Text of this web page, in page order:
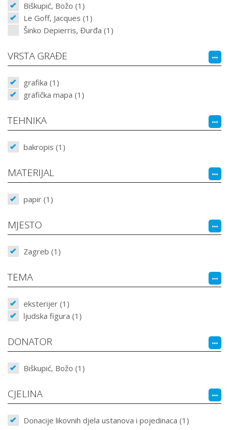
Biškupić, Božo (1)
Le Goff, Jacques (1)
Šinko Depierris, Đurđa (1)
VRSTA GRAĐE
grafika (1)
grafička mapa (1)
TEHNIKA
bakropis (1)
MATERIJAL
papir (1)
MJESTO
Zagreb (1)
TEMA
eksterijer (1)
ljudska figura (1)
DONATOR
Biškupić, Božo (1)
CJELINA
Donacije likovnih djela ustanova i pojedinaca (1)